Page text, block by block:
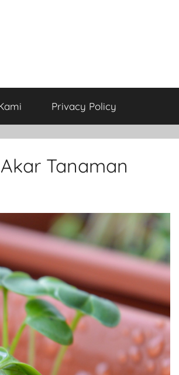
Privacy Policy
Tanaman